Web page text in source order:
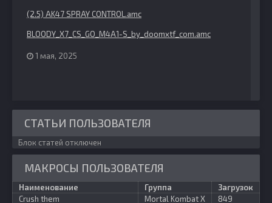
(2.5) AK47 SPRAY CONTROL.amc
BLOODY_X7_CS_GO_M4A1-S_by_doomxtf_com.amc
1 мая, 2025
СТАТЬИ ПОЛЬЗОВАТЕЛЯ
Блок статей отключен
МАКРОСЫ ПОЛЬЗОВАТЕЛЯ
Наименование Группа
Загрузок
Crush them
Mortal Kombat X
849